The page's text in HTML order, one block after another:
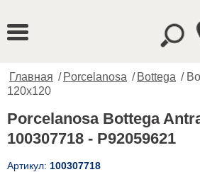
Главная / Porcelanosa / Bottega /
120x120
Porcelanosa Bottega
100307718 - P92059621
Артикул: 100307718